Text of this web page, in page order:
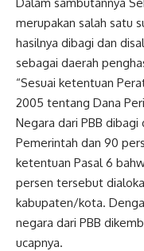
merupakan salah satu
hasilnya dibagi dan
sebagai daerah
“Sesuai ketentuan
2005 tentang Dana
Negara dari PBB dibagi
Pemerintah dan 90
ketentuan Pasal 6
persen tersebut
kabupaten/kota.
negara dari PBB
ucapnya.